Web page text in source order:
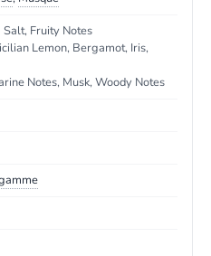
Salt, Fruity Notes
Lemon, Bergamot, Iris,
Notes, Musk, Woody Notes